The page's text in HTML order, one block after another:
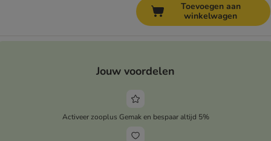
Toevoegen aan
winkelwagen
Jouw voordelen
Activeer zooplus Gemak en bespaar altijd 5%